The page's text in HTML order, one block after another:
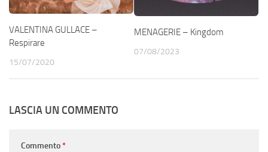
VALENTINA GULLACE –
Respirare
15/07/2020
MENAGERIE – Kingdom
07/08/2023
LASCIA UN COMMENTO
Commento*